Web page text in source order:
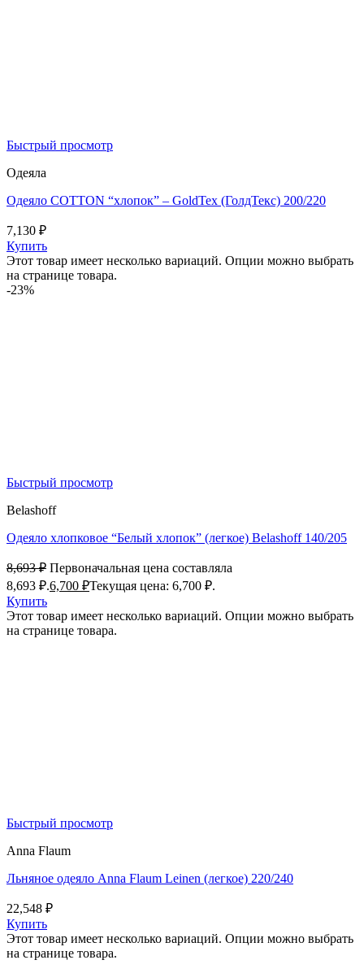
Быстрый просмотр
Одеяла
Одеяло COTTON “хлопок” – GoldTex (ГолдТекс) 200/220
7,130 ₽
Купить
Этот товар имеет несколько вариаций. Опции можно выбрать
на странице товара.
-23%
Быстрый просмотр
Belashoff
Одеяло хлопковое “Белый хлопок” (легкое) Belashoff 140/205
8,693₽ Первоначальная цена составляла
8,693 ₽.6,700 ₽Текущая цена: 6,700 ₽.
Купить
Этот товар имеет несколько вариаций. Опции можно выбрать
на странице товара.
Быстрый просмотр
Anna Flaum
Льняное одеяло Anna Flaum Leinen (легкое) 220/240
22,548 ₽
Купить
Этот товар имеет несколько вариаций. Опции можно выбрать
на странице товара.